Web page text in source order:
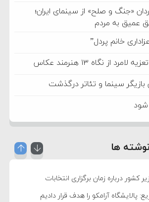
«جنگ و صلح» از سینمای ایران؛
عمیق به مردم
خانم پردل”
از نگاه ۱۳ هنرمند عکاس
سینما و تئاتر درگذشت
ها
کشور درباره زمان برگزاری انتخابات
پالایشگاه آرامکو را هدف قرار دادیم